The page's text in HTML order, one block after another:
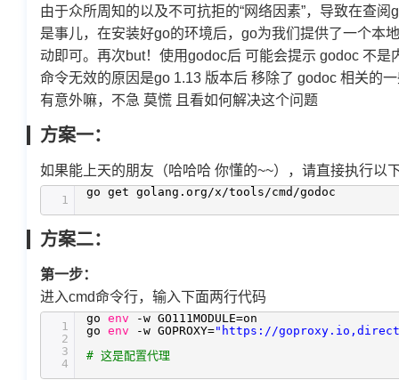
由于众所周知的以及不可抗拒的“网络因素”，导致在查
是事儿，在安装好go的环境后，go为我们提供了一个本
动即可。再次but！使用godoc后 可能会提示 godoc 不
命令无效的原因是go 1.13 版本后 移除了 godoc 相
有意外嘛，不急 莫慌 且看如何解决这个问题
方案一：
如果能上天的朋友（哈哈哈 你懂的~~），请直接执行以
1
go get golang.org /x/tools/cmd/godoc
方案二：
第一步：
进入cmd命令行，输入下面两行代码
1
2
3
4
go env
-w GO111MODULE=on
go env -w GOPROXY="https://
# 这是配置代理